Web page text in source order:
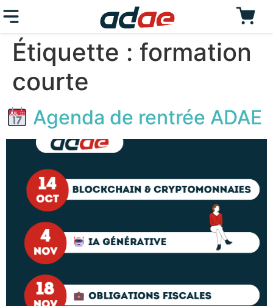
Étiquette : formation
courte
Agenda de rentrée ADAE